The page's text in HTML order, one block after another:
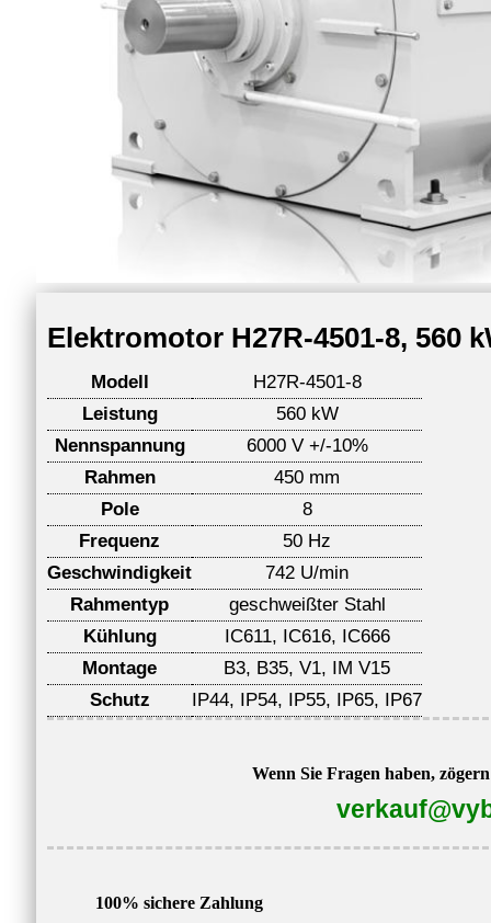
Elektromotor H27R-4501-8, 560
Modell
H27R-4501-8
Leistung
560 kW
Nennspannung
6000 V +/-10%
Rahmen
450 mm
Pole
8
Frequenz
50 Hz
Geschwindigkeit
742 U/min
Rahmentyp
geschweißter Stahl
Kühlung
IC611, IC616, IC666
Montage
B3, B35, V1, IM V15
Schutz
IP44, IP54, IP55, IP65, IP67
Wenn Sie Fragen haben,
100% sichere Zahlung